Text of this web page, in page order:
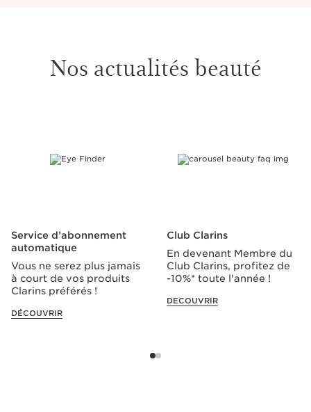
Nos actualités beauté
Service d’abonnement
automatique
Vous ne serez plus jamais
à court de vos produits
Clarins préférés !
DÉCOUVRIR
Club Clarins
En devenant Membre du
Club Clarins, profitez de
-10%* toute l'année !
DECOUVRIR